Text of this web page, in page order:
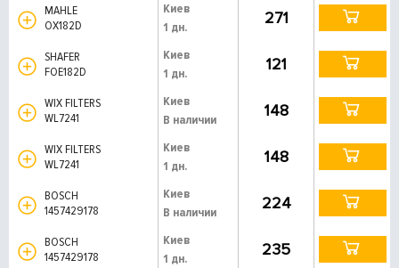
MAHLE
OX182D
Киев
1 дн.
271
SHAFER
FOE182D
Киев
1 дн.
121
WIX FILTERS
WL7241
Киев
В наличии
148
WIX FILTERS
WL7241
Киев
1 дн.
148
BOSCH
1457429178
Киев
В наличии
224
BOSCH
1457429178
Киев
1 дн.
235